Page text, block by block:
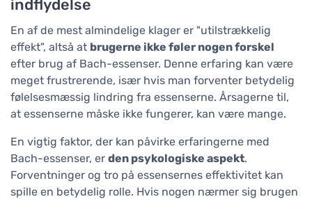
indflydelse
En af de mest almindelige klager er "utilstrækkelig
effekt", altså at brugerne ikke føler nogen forskel
efter brug af Bach-essenser. Denne erfaring kan være
meget frustrerende, især hvis man forventer betydelig
følelsesmæssig lindring fra essenserne. Årsagerne til,
at essenserne måske ikke fungerer, kan være mange.
En vigtig faktor, der kan påvirke erfaringerne med
Bach-essenser, er den psykologiske aspekt.
Forventninger og tro på essensernes effektivitet kan
spille en betydelig rolle. Hvis nogen nærmer sig brugen